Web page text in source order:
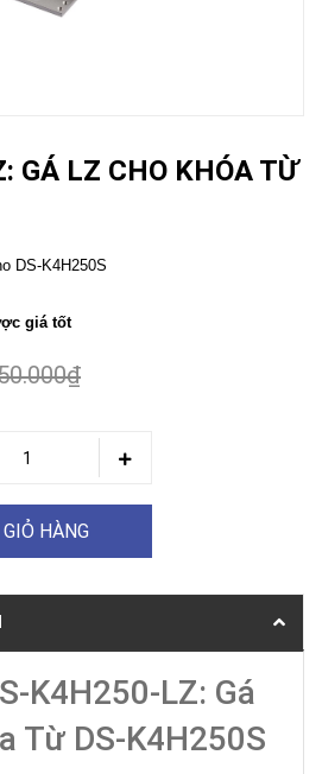
GÁ LZ CHO KHÓA TỪ
DS-K4H250S
giá tốt
HÀNG
K4H250-LZ: Gá
Từ DS-K4H250S